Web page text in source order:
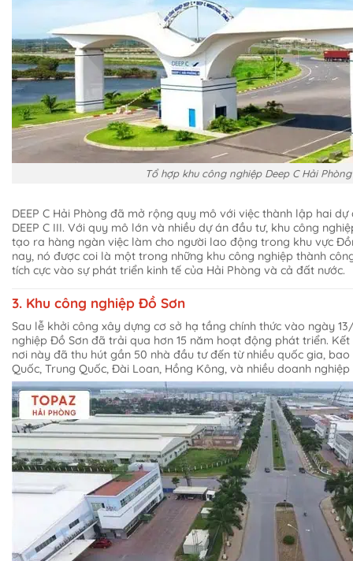
Tổ hợp khu công nghiệp Deep C Hải Phòng
DEEP C Hải Phòng đã mở rộng quy mô với việc thành lập hai dự
DEEP C III. Với quy mô lớn và nhiều dự án đầu tư, khu công
tạo ra hàng ngàn việc làm cho người lao động trong khu vực
nay, nó được coi là một trong những khu công nghiệp thành
tích cực vào sự phát triển kinh tế của Hải Phòng và cả đất nước.
3. Khu công nghiệp Đồ Sơn
Sau lễ khởi công xây dựng cơ sở hạ tầng chính thức vào ngày
nghiệp Đồ Sơn đã trải qua hơn 15 năm hoạt động phát triển.
nơi này đã thu hút gần 50 nhà đầu tư đến từ nhiều quốc gia,
Quốc, Trung Quốc, Đài Loan, Hồng Kông, và nhiều doanh